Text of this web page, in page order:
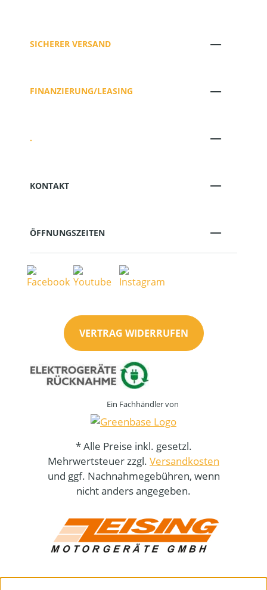
SICHERER VERSAND
FINANZIERUNG/LEASING
.
KONTAKT
ÖFFNUNGSZEITEN
VERTRAG WIDERRUFEN
Ein Fachhändler von
* Alle Preise inkl. gesetzl.
Mehrwertsteuer zzgl. Versandkosten
und ggf. Nachnahmegebühren, wenn
nicht anders angegeben.